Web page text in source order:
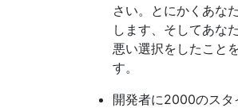
さい。とにかくあな
します、そしてあな
悪い選択をしたこと
す。
開発者に2000のスタ